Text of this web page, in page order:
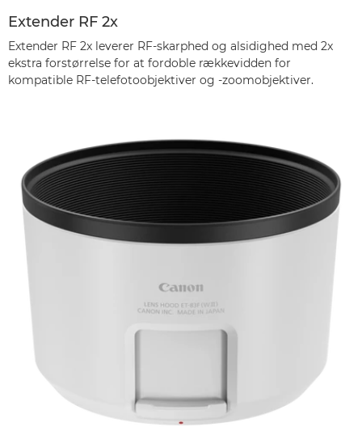
Extender RF 2x
Extender RF 2x leverer RF-skarphed og alsidighed med 2x
ekstra forstørrelse for at fordoble rækkevidden for
kompatible RF-telefotoobjektiver og -zoomobjektiver.